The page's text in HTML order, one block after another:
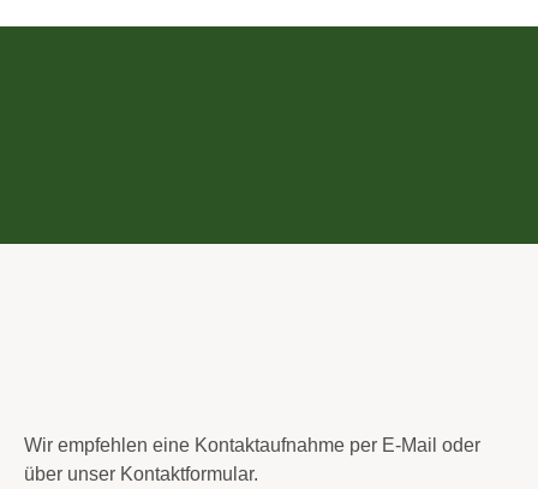
Wir empfehlen eine Kontaktaufnahme per E-Mail oder
über unser Kontaktformular.